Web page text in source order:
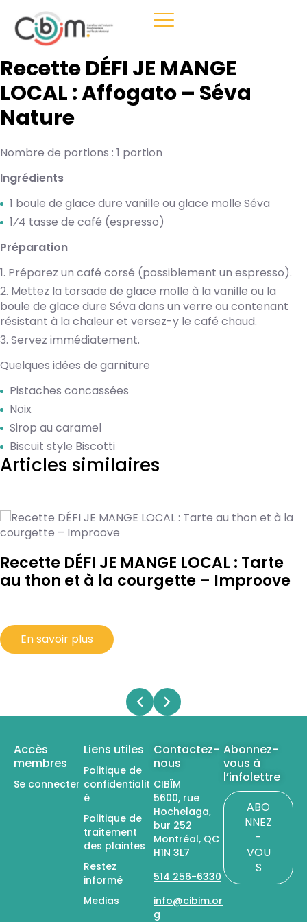
Recette DÉFI JE MANGE
LOCAL : Affogato – Séva
Nature
Nombre de portions : 1 portion
Ingrédients
1 boule de glace dure vanille ou glace molle Séva
1⁄4 tasse de café (espresso)
Préparation
Préparez un café corsé (possiblement un espresso).
Mettez la torsade de glace molle à la vanille ou la
boule de glace dure Séva dans un verre ou contenant
résistant à la chaleur et versez-y le café chaud.
Servez immédiatement.
Quelques idées de garniture
Pistaches concassées
Noix
Sirop au caramel
Biscuit style Biscotti
Articles similaires
Recette DÉFI JE MANGE LOCAL : Tarte
au thon et à la courgette – Improove
En savoir plus
Accès
membres
Se connecter
Liens utiles
Politique de
confidentialit
é
Politique de
traitement
des plaintes
Restez
informé
Medias
Contactez-
nous
CIBÎM
5600, rue
Hochelaga,
bur 252
Montréal, QC
H1N 3L7
514 256-6330
info@cibim.or
g
Abonnez-
vous à
l’infolettre
ABO
NNEZ
-
VOU
S